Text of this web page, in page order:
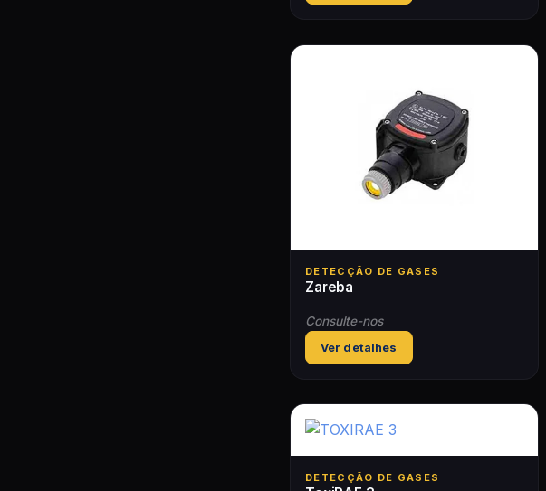
DETECÇÃO DE GASES
Zareba
Consulte-nos
Ver detalhes
DETECÇÃO DE GASES